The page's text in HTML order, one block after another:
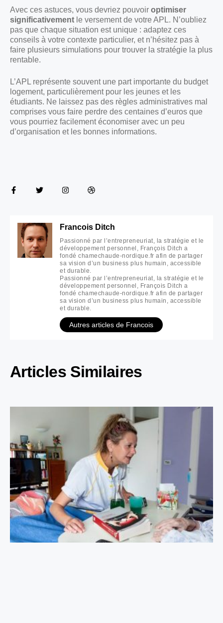
Avec ces astuces, vous devriez pouvoir optimiser
significativement le versement de votre APL. N’oubliez
pas que chaque situation est unique : adaptez ces
conseils à votre contexte particulier, et n’hésitez pas à
faire plusieurs simulations pour trouver la stratégie la plus
rentable.
L’APL représente souvent une part importante du budget
logement, particulièrement pour les jeunes et les
étudiants. Ne laissez pas des règles administratives mal
comprises vous faire perdre des centaines d’euros que
vous pourriez facilement économiser avec un peu
d’organisation et les bonnes informations.
Francois Ditch
Passionné par l’entrepreneuriat, la stratégie et le
développement personnel, François Ditch a
fondé chamechaude-nordique.fr afin de partager
sa vision d’un business plus humain, accessible
et durable.
Passionné par l’entrepreneuriat, la stratégie et le
développement personnel, François Ditch a
fondé chamechaude-nordique.fr afin de partager
sa vision d’un business plus humain, accessible
et durable.
Autres articles de Francois
Articles Similaires